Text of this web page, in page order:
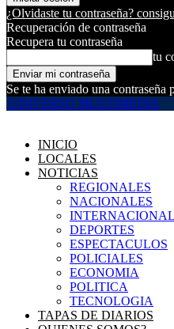
¿Olvidaste tu contraseña?
Recuperación de contraseña
Recupera tu contraseña
tu
Se te ha enviado una contraseña
UNIVERSO MULTIMEDIA
INICIO
LOCALES
NOTICIAS
REGIONALES
NACIONALES
DEPORTES
ESPECTACULOS
POLICIALES
ECONOMIA
POLITICA
TECNOLOGIA
TAPAS DE DIARIOS